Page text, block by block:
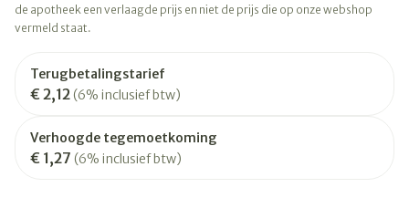
de apotheek een verlaagde prijs en niet de prijs die op onze webshop
vermeld staat.
Terugbetalingstarief
€ 2,12(6% inclusief btw)
Verhoogde tegemoetkoming
€ 1,27 (6% inclusief btw)